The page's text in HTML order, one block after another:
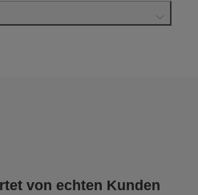
von echten Kunden